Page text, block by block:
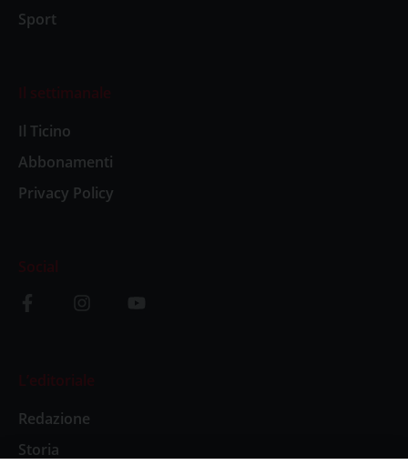
Sport
Il settimanale
Il Ticino
Abbonamenti
Privacy Policy
Social
L’editoriale
Redazione
Storia